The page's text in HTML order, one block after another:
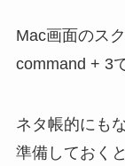
Mac画面のス
command + 3
ネタ帳的にも
準備しておく